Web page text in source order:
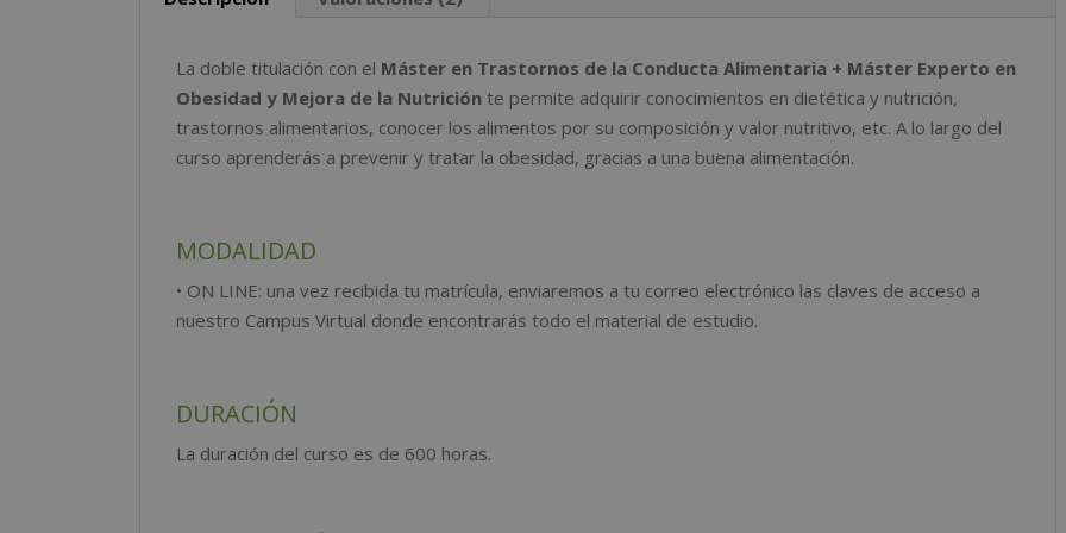
de
la
Nutrición
cantidad
t
i
v
e
La doble titulación con el Máster en Trastornos de la Conducta Alimentaria + Máster Experto en
Obesidad y Mejora de la Nutrición te permite adquirir conocimientos en dietética y nutrición,
trastornos alimentarios, conocer los alimentos por su composición y valor nutritivo, etc. A lo largo del
curso aprenderás a prevenir y tratar la obesidad, gracias a una buena alimentación.
MODALIDAD
• ON LINE: una vez recibida tu matrícula, enviaremos a tu correo electrónico las claves de acceso a
nuestro Campus Virtual donde encontrarás todo el material de estudio.
DURACIÓN
La duración del curso es de 600 horas.